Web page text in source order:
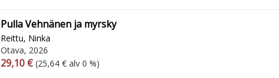
Pulla Vehnänen ja myrsky
Reittu, Ninka
Otava, 2026
Arvonlisäverollinen hinta
29,10 € Arvonlisäveroton hinta
(25,64 € alv 0 %)